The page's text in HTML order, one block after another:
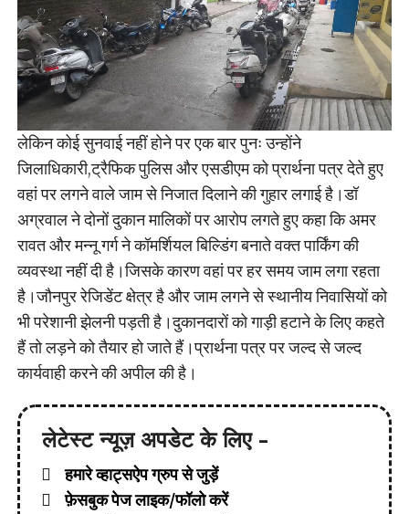
लेकिन कोई सुनवाई नहीं होने पर एक बार पुनः उन्होंने
जिलाधिकारी,ट्रैफिक पुलिस और एसडीएम को प्रार्थना पत्र देते हुए
वहां पर लगने वाले जाम से निजात दिलाने की गुहार लगाई है।डॉ
अग्रवाल ने दोनों दुकान मालिकों पर आरोप लगते हुए कहा कि अमर
रावत और मन्नू गर्ग ने कॉमर्शियल बिल्डिंग बनाते वक्त पार्किंग की
व्यवस्था नहीं दी है।जिसके कारण वहां पर हर समय जाम लगा रहता
है।जौनपुर रेजिडेंट क्षेत्र है और जाम लगने से स्थानीय निवासियों को
भी परेशानी झेलनी पड़ती है।दुकानदारों को गाड़ी हटाने के लिए कहते
हैं तो लड़ने को तैयार हो जाते हैं।प्रार्थना पत्र पर जल्द से जल्द
कार्यवाही करने की अपील की है।
लेटेस्ट न्यूज़ अपडेट के लिए -
हमारे व्हाट्सऐप ग्रुप से जुड़ें
फ़ेसबुक पेज लाइक/फॉलो करें